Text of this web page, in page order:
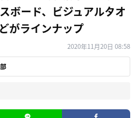
ボード、ビジュアルタオ
がラインナップ
2020年11月20日 08:58